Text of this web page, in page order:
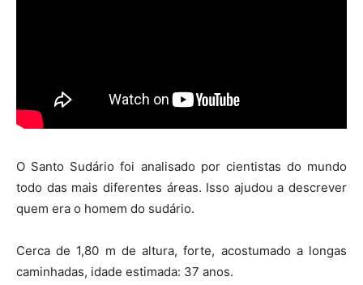
O Santo Sudário foi analisado por cientistas do mundo
todo das mais diferentes áreas. Isso ajudou a descrever
quem era o homem do sudário.
Cerca de 1,80 m de altura, forte, acostumado a longas
caminhadas, idade estimada: 37 anos.